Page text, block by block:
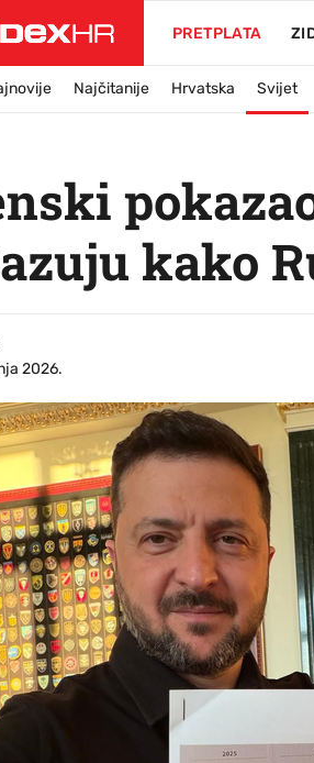
PRETPLATA
Najčitanije Hrvatska Svijet
kako
2026.